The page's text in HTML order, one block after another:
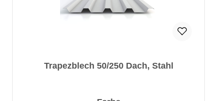
Trapezblech 50/250 Dach, Stahl